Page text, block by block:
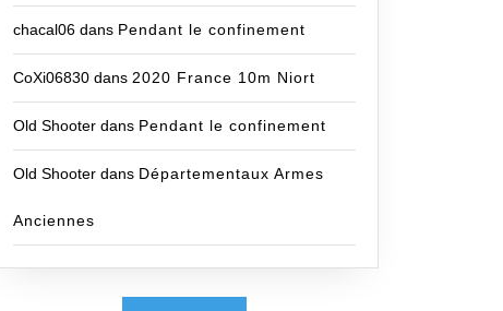
chacal06 dans Pendant le confinement
CoXi06830 dans 2020 France 10m Niort
Old Shooter dans Pendant le confinement
Old Shooter dans Départementaux Armes
Anciennes